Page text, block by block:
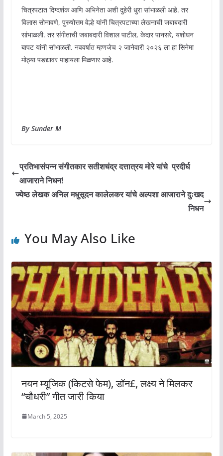
चित्रपटात दिग्दर्शक आणि अभिनेता अशी दुहेरी धुरा सांभाळली आहे. तर
विलास सोनावणे, पुरुषोत्तम वेल्हे यांनी चित्रपटाच्या लेखनाची जबाबदारी
सांभाळली. तर संगीताची जबाबदारी विशाल पाटील, केदार पानसरे, यशोधन
बापट यांनी सांभाळली. नववर्षात म्हणजेच २ जानेवारी २०२६ ला हा सिनेमा
मोठ्या पडद्यावर पाहायला मिळणार आहे.
By Sunder M
प्रतिभासंपन्न संगीतकार सतीशचंद्र दत्तात्रय मोरे यांचे प्रदीर्घ
आजाराने निधन!
ज्येष्ठ लेखक अनिल मधुसूदन कालेलकर यांचे अल्पशा आजाराने दुःखद
निधन
You May Also Like
नयन म्यूजिक (किटसे फेम), डॉन£, लक्ष्य ने मिलकर
“चौधरी” गीत जारी किया
March 5, 2025